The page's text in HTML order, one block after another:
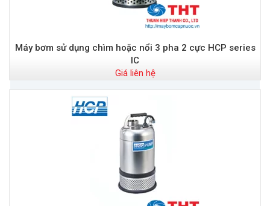
Máy bơm sử dụng chìm hoặc nổi 3 pha 2 cực HCP series
IC
Giá liên hệ